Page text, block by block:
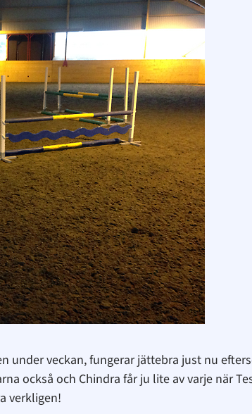
under veckan, fungerar jättebra just nu
också och Chindra får ju lite av varje när
verkligen!